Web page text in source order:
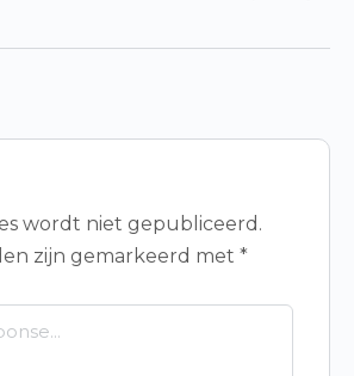
wordt niet gepubliceerd.
zijn gemarkeerd met *